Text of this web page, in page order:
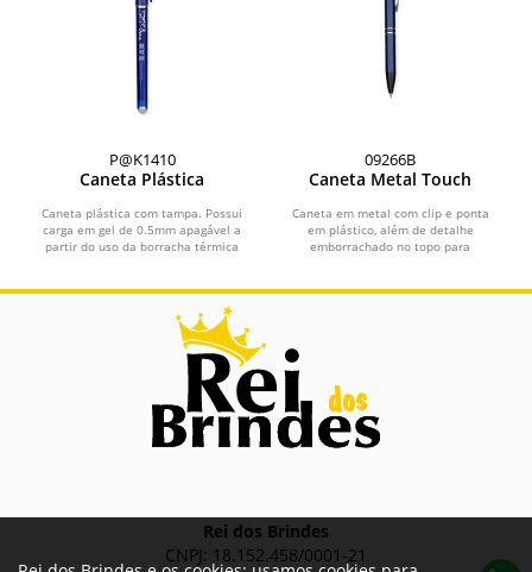
P@K1410
Caneta Plástica
Caneta plástica com tampa. Possui
carga em gel de 0.5mm apagável a
partir do uso da borracha térmica
09266B
Caneta Metal Touch
Caneta em metal com clip e ponta
em plástico, além de detalhe
emborrachado no topo para
Rei dos Brindes
CNPJ: 18.152.458/0001-21